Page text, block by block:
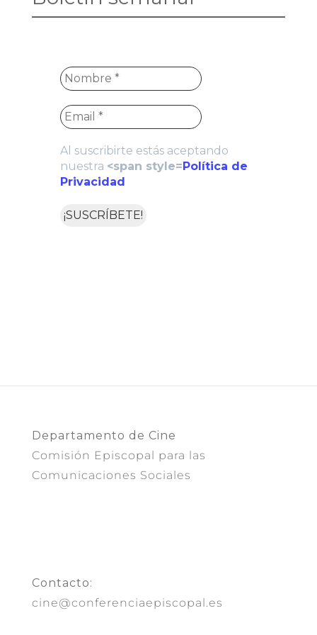
Al suscribirte estás aceptando
nuestra <span style=Política de
Privacidad
Departamento de Cine
Comisión Episcopal para las
Comunicaciones Sociales
Contacto:
cine@conferenciaepiscopal.es